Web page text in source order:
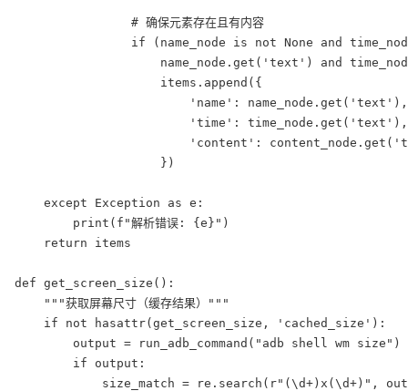
                # 确保元素存在且有内容
if (name_node is not None and
name_node.get('text') and
                    items.append({
                        'name': name_node.get('text'),
                        'time': time_node.get('text'),
'content':
                    })
    except Exception as e:
        print(f"解析错误: {e}")
    return items
def get_screen_size():
    """获取屏幕尺寸（缓存结果）"""
    if not hasattr(get_screen_size, 'cached_size'):
        output = run_adb_command("adb shell wm size")
        if output:
size_match = re.search(r"(\d+)x(\d+)",